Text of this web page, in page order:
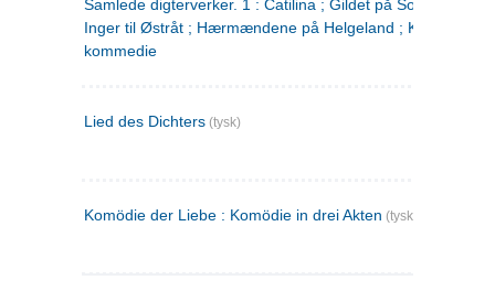
Samlede digterverker. 1 : Catilina ; Gildet på Solhaug ; Fru
Inger til Østråt ; Hærmændene på Helgeland ;
kommedie
Lied des Dichters (tysk)
Komödie der Liebe : Komödie in drei Akten (tysk)